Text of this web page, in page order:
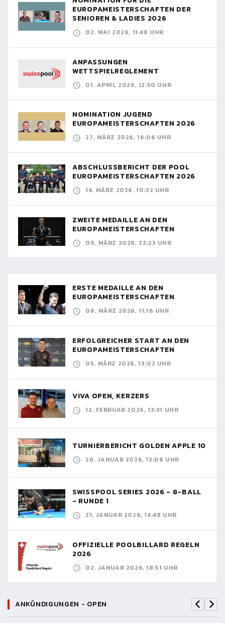
EUROPAMEISTERSCHAFTEN DER
SENIOREN & LADIES 2026
02. MAI 2026, 11:48 UHR
ANPASSUNGEN
WETTSPIELREGLEMENT
01. APRIL 2026, 12:50 UHR
NOMINATION JUGEND
EUROPAMEISTERSCHAFTEN 2026
27. MÄRZ 2026, 16:06 UHR
ABSCHLUSSBERICHT DER POOL
EUROPAMEISTERSCHAFTEN 2026
14. MÄRZ 2026, 10:32 UHR
ZWEITE MEDAILLE AN DEN
EUROPAMEISTERSCHAFTEN
09. MÄRZ 2026, 22:23 UHR
ERSTE MEDAILLE AN DEN
EUROPAMEISTERSCHAFTEN
06. MÄRZ 2026, 11:16 UHR
ERFOLGREICHER START AN DEN
EUROPAMEISTERSCHAFTEN
05. MÄRZ 2026, 13:02 UHR
VIVA OPEN, KERZERS
12. FEBRUAR 2026, 13:31 UHR
TURNIERBERICHT GOLDEN APPLE 10
28. JANUAR 2026, 13:08 UHR
SWISSPOOL SERIES 2026 - 8-BALL
- RUNDE 1
21. JANUAR 2026, 14:48 UHR
OFFIZIELLE POOLBILLARD REGELN
2026
02. JANUAR 2026, 18:51 UHR
ANKÜNDIGUNGEN - OPEN